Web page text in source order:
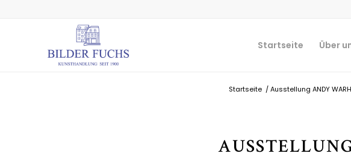
Startseite Über
Startseite /Ausstellung ANDY